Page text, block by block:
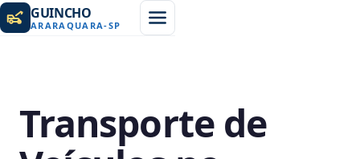
GUINCHO
ARARAQUARA-SP
Transporte de